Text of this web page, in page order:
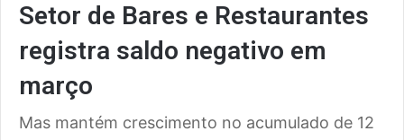
Setor de Bares e Restaurantes
registra saldo negativo em
março
Mas mantém crescimento no acumulado de 12